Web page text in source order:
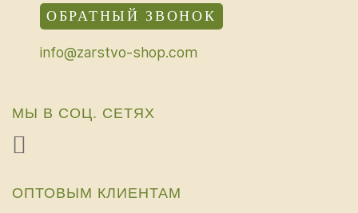
ОБРАТНЫЙ ЗВОНОК
info@zarstvo-shop.com
МЫ В СОЦ. СЕТЯХ
ОПТОВЫМ КЛИЕНТАМ